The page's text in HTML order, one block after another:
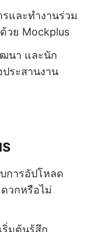
และทำงานร่วม
วย Mockplus
นา และนัก
ระสานงาน
การอัปโหลด
วกหรือไม่
ริ่มต้นรู้สึก